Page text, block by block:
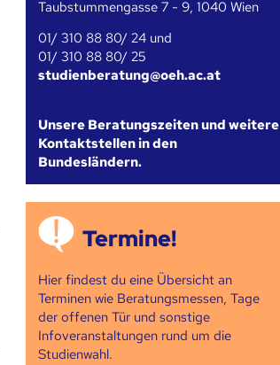
Taubstummengasse 7 - 9, 1040 Wien
01/ 310 88 80/ 24 und
01/ 310 88 80/ 25
studienberatung@oeh.ac.at
Unsere Beratungszeiten und weitere
Kontaktstellen in den
Bundesländern.
Termine!
Hier findest du eine Übersicht an
Terminen wie Beratungsmessen, Tage
der offenen Tür und sonstige
Infoveranstaltungen rund um die
Studienwahl.